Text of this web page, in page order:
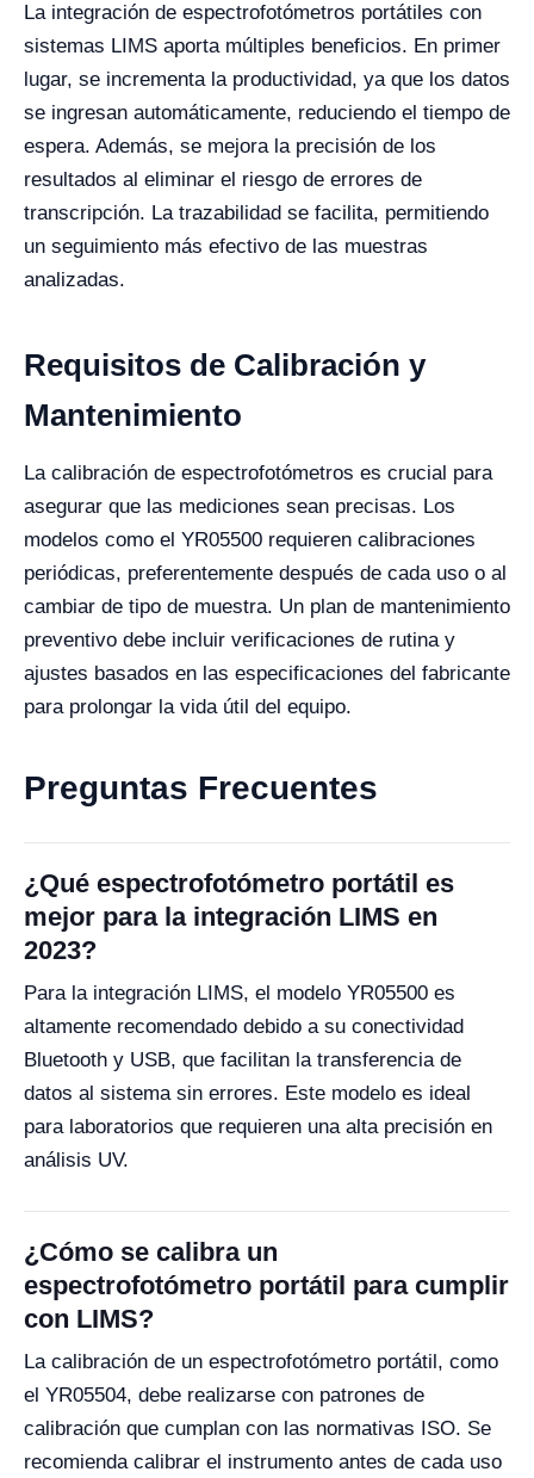
La integración de espectrofotómetros portátiles con
sistemas LIMS aporta múltiples beneficios. En primer
lugar, se incrementa la productividad, ya que los datos
se ingresan automáticamente, reduciendo el tiempo de
espera. Además, se mejora la precisión de los
resultados al eliminar el riesgo de errores de
transcripción. La trazabilidad se facilita, permitiendo
un seguimiento más efectivo de las muestras
analizadas.
Requisitos de Calibración y
Mantenimiento
La calibración de espectrofotómetros es crucial para
asegurar que las mediciones sean precisas. Los
modelos como el YR05500 requieren calibraciones
periódicas, preferentemente después de cada uso o al
cambiar de tipo de muestra. Un plan de mantenimiento
preventivo debe incluir verificaciones de rutina y
ajustes basados en las especificaciones del fabricante
para prolongar la vida útil del equipo.
Preguntas Frecuentes
¿Qué espectrofotómetro portátil es
mejor para la integración LIMS en
2023?
Para la integración LIMS, el modelo YR05500 es
altamente recomendado debido a su conectividad
Bluetooth y USB, que facilitan la transferencia de
datos al sistema sin errores. Este modelo es ideal
para laboratorios que requieren una alta precisión en
análisis UV.
¿Cómo se calibra un
espectrofotómetro portátil para cumplir
con LIMS?
La calibración de un espectrofotómetro portátil, como
el YR05504, debe realizarse con patrones de
calibración que cumplan con las normativas ISO. Se
recomienda calibrar el instrumento antes de cada uso